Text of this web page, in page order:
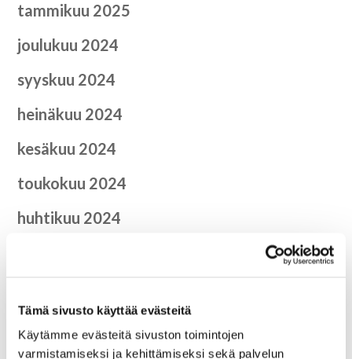
Tämä sivusto käyttää evästeitä
Käytämme evästeitä sivuston toimintojen
varmistamiseksi ja kehittämiseksi sekä palvelun
tammikuu 2025
joulukuu 2024
syyskuu 2024
heinäkuu 2024
kesäkuu 2024
toukokuu 2024
huhtikuu 2024